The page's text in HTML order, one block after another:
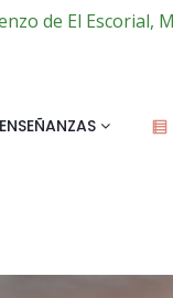
de El Escorial,
ENSEÑANZAS